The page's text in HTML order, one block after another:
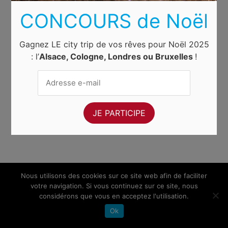
Nous utilisons des cookies sur ce site web afin de faciliter
votre navigation. Si vous continuez sur ce site, nous
considérons que vous en acceptez l'utilisation.
Ok
CONCOURS de Noël
Gagnez LE city trip de vos rêves pour Noël 2025
: l’Alsace, Cologne, Londres ou Bruxelles !